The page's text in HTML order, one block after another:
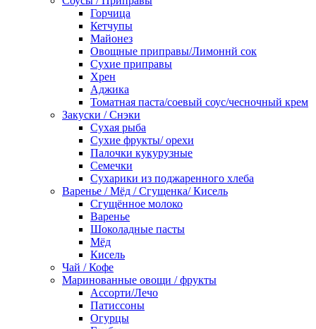
Горчица
Кетчупы
Майонез
Овощные приправы/Лимоннй сок
Сухие приправы
Хрен
Аджика
Томатная паста/соевый соус/чесночный крем
Закуски / Снэки
Сухая рыба
Сухие фрукты/ орехи
Палочки кукурузные
Семечки
Сухарики из поджаренного хлеба
Варенье / Мёд / Сгущенка/ Кисель
Сгущённое молоко
Варенье
Шоколадные пасты
Мёд
Кисель
Чай / Кофе
Маринованные овощи / фрукты
Ассорти/Лечо
Патиссоны
Огурцы